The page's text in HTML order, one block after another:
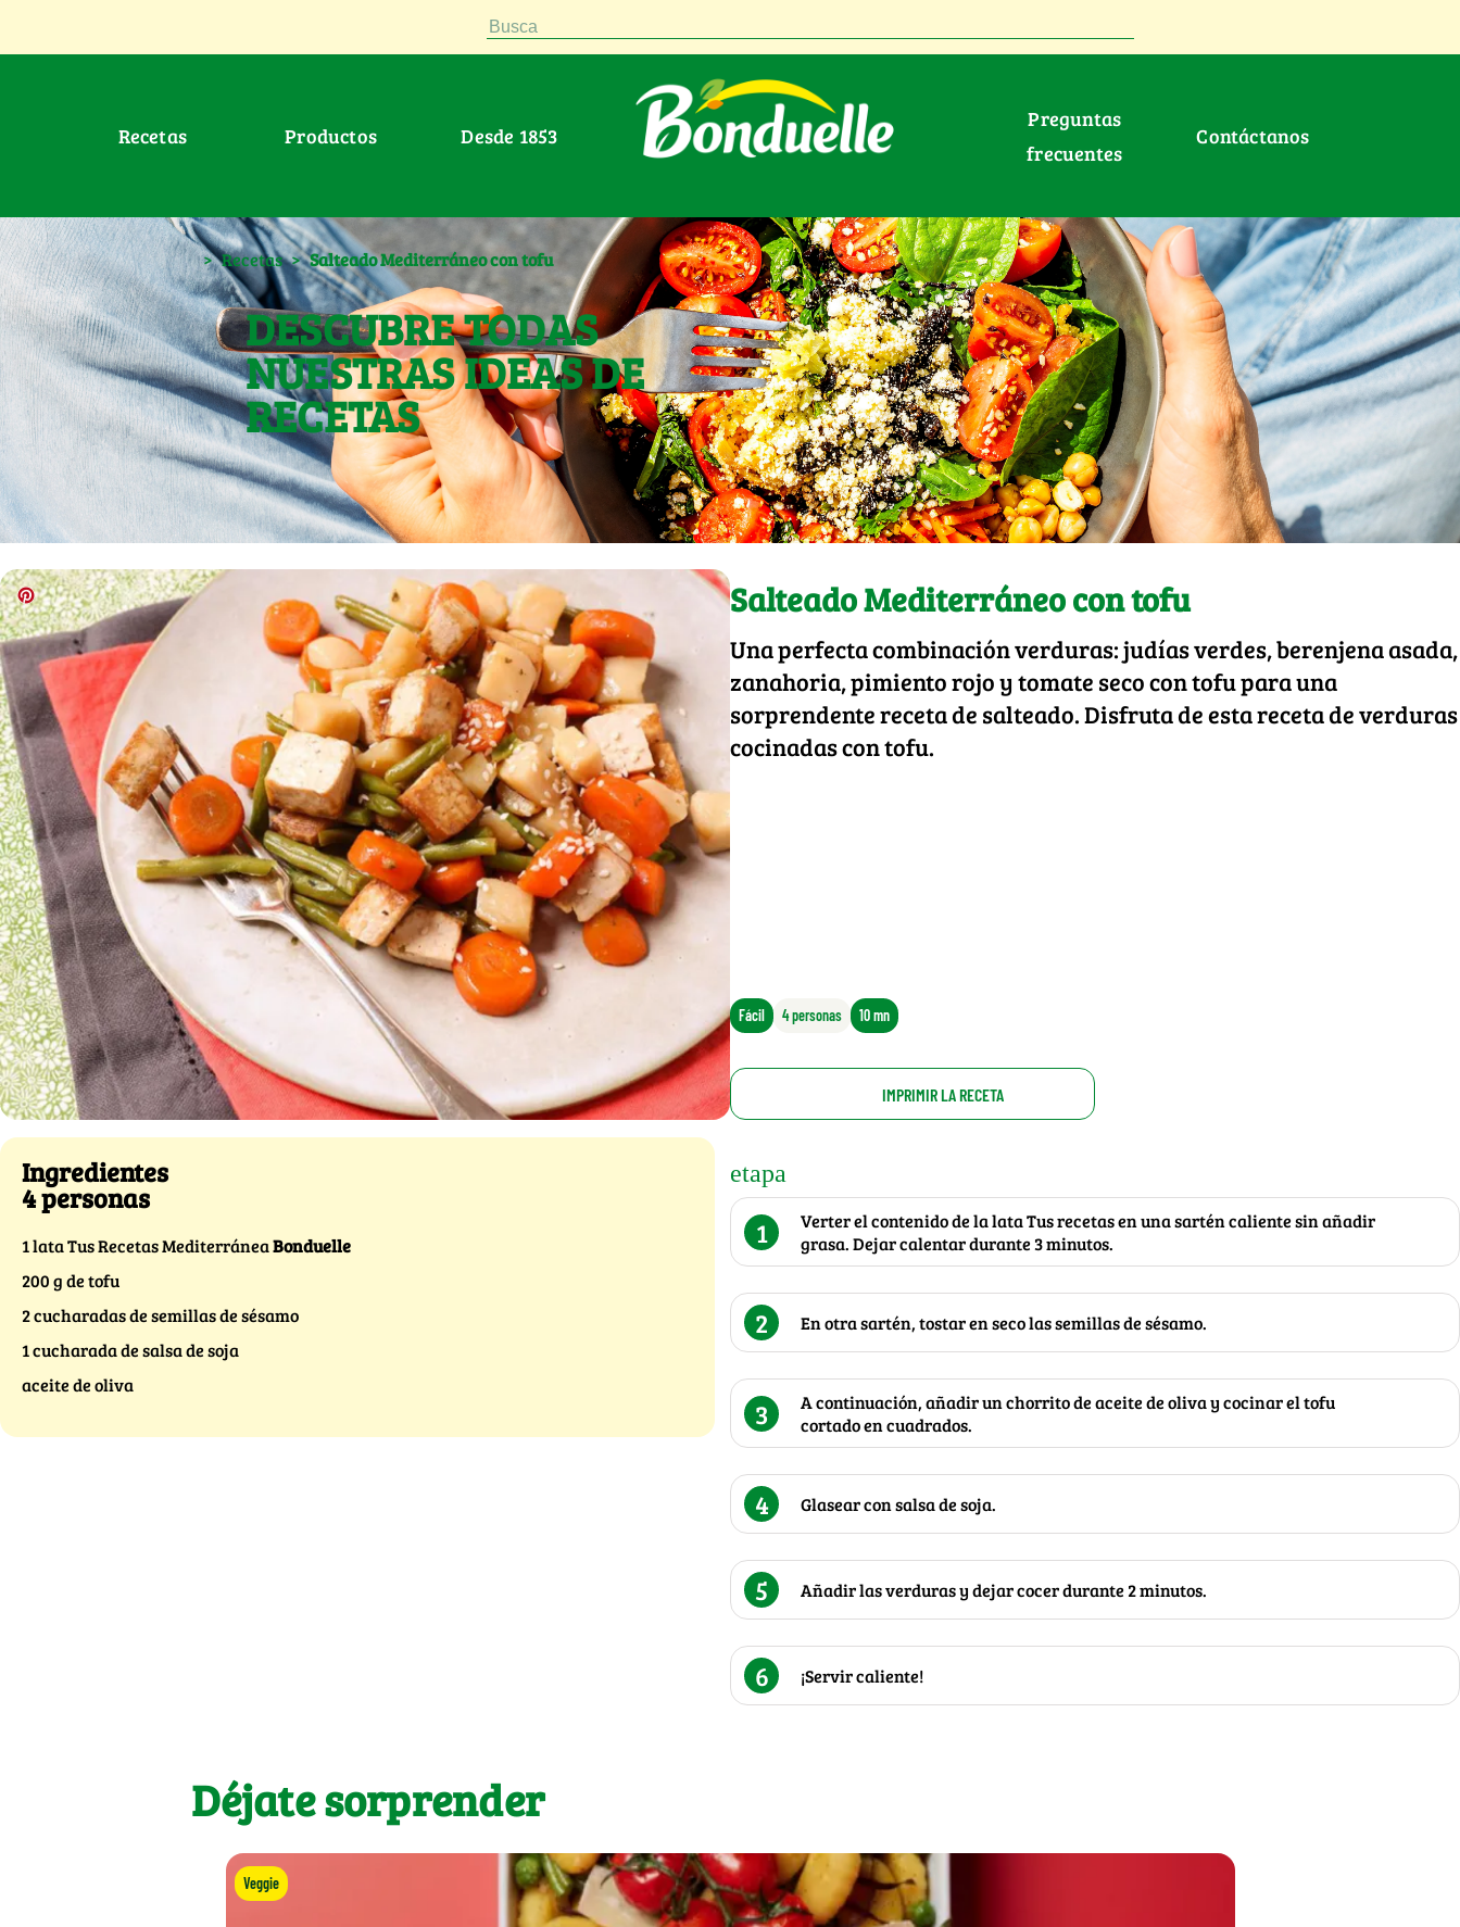
Busca
Recetas Productos Desde 1853
Preguntas
frecuentes
Contáctanos
> Recetas > Salteado Mediterráneo con tofu
DESCUBRE TODAS
NUESTRAS IDEAS DE
RECETAS
Salteado Mediterráneo con tofu
Una perfecta combinación verduras: judías verdes, berenjena asada,
zanahoria, pimiento rojo y tomate seco con tofu para una
sorprendente receta de salteado. Disfruta de esta receta de verduras
cocinadas con tofu.
Fácil 4 personas 10 mn
IMPRIMIR LA RECETA
Ingredientes
4 personas
1 lata Tus Recetas MediterráneaBonduelle
200 g de tofu
2 cucharadas de semillas de sésamo
1 cucharada de salsa de soja
aceite de oliva
etapa
1
Verter el contenido de la lata Tus recetas en una sartén caliente sin añadir
grasa. Dejar calentar durante 3 minutos.
2 En otra sartén, tostar en seco las semillas de sésamo.
3
A continuación, añadir un chorrito de aceite de oliva y cocinar el tofu
cortado en cuadrados.
4 Glasear con salsa de soja.
5 Añadir las verduras y dejar cocer durante 2 minutos.
6 ¡Servir caliente!
Déjate sorprender
Veggie